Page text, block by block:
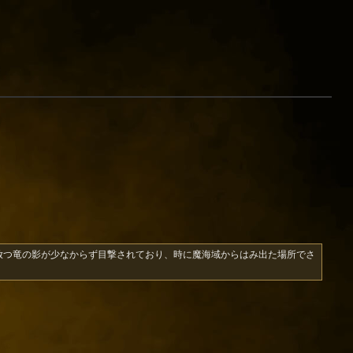
竜の影が少なからず目撃されており、時に魔海域からはみ出た場所でさ